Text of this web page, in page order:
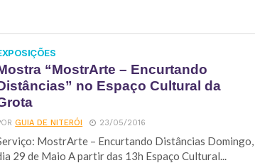
“MostrArte – Encurtando
no Espaço Cultural da
GUIA DE NITERÓI 23/05/2016
MostrArte – Encurtando Distâncias Domingo,
29 de Maio A partir das 13h Espaço Cultural...